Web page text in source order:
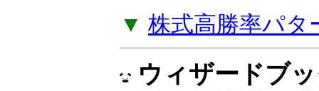
▼ 株式高勝率パタ
ウィザードブ